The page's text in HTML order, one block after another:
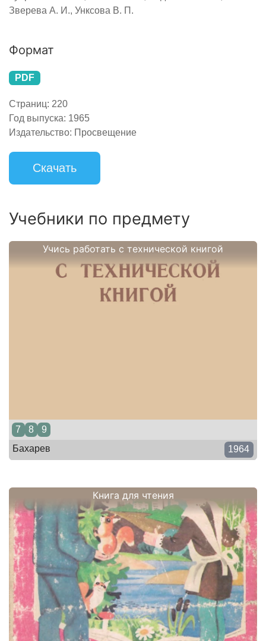
Зверева А. И., Унксова В. П.
Формат
PDF
Страниц: 220
Год выпуска: 1965
Издательство: Просвещение
Скачать
Учебники по предмету
Учись работать с технической книгой
7 8
9
Бахарев
1964
Книга для чтения